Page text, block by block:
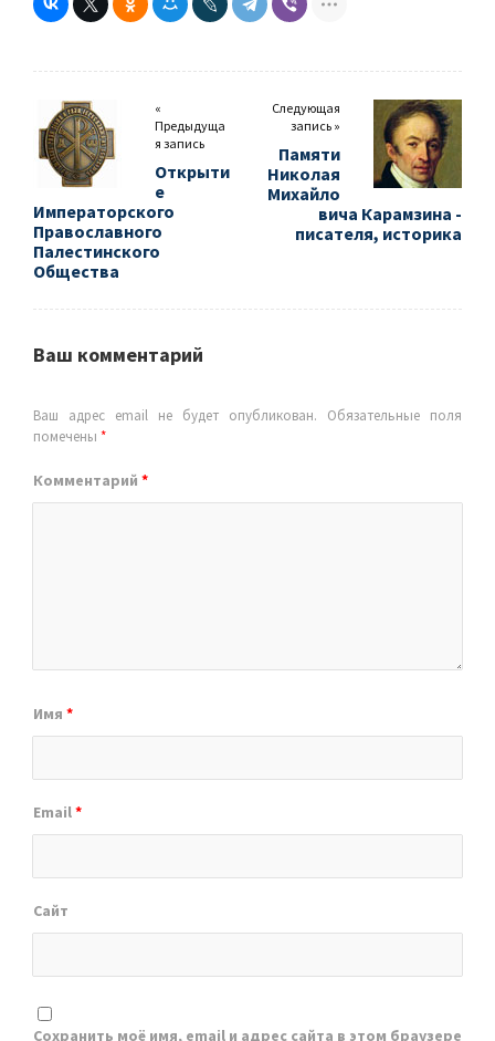
«
Предыдуща
я запись
Открыти
е
Императорского
Православного
Палестинского
Общества
Следующая
запись »
Памяти
Николая
Михайло
вича Карамзина -
писателя, историка
Ваш комментарий
Ваш адрес email не будет опубликован.
Обязательные поля
помечены *
Комментарий *
Имя *
Email*
Сайт
Сохранить моё имя, email и адрес сайта в этом браузере